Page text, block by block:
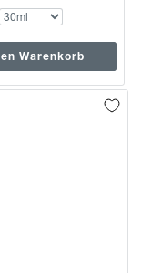
Warenkorb